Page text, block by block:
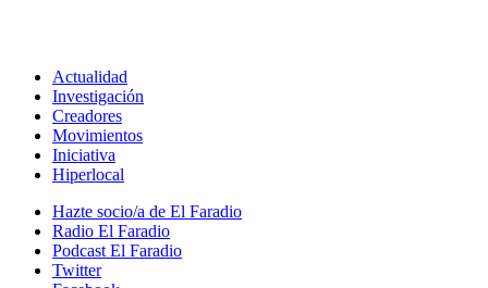
Actualidad
Investigación
Creadores
Movimientos
Iniciativa
Hiperlocal
Hazte socio/a de El Faradio
Radio El Faradio
Podcast El Faradio
Twitter